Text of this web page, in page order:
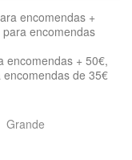
encomendas + 50€,
de 35€
Grande